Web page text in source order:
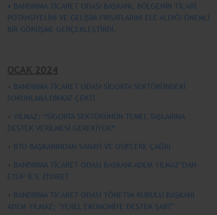
• BANDIRMA TİCARET ODASI BAŞKANI, BÖLGENİN TİCARİ
POTANSİYELİNİ VE GELİŞİM FIRSATLARINI ELE ALDIĞI ÖNEMLİ
BİR GÖRÜŞME GERÇEKLEŞTİRDİ.
OCAK 2024
BANDIRMA TİCARET ODASI SİGORTA SEKTÖRÜNDEKİ
SORUNLARA DİKKAT ÇEKTİ
YILMAZ: “SİGORTA SEKTÖRÜNÜN TEMEL TAŞLARINA
DESTEK VERİLMESİ GEREKİYOR”
BTO BAŞKANINDAN SANAYİ VE OSB'LERE ÇAĞRI
BANDIRMA TİCARET ODASI BAŞKANI ADEM YILMAZ’DAN
EYÜP İL’E ZİYARET
BANDIRMA TİCARET ODASI YÖNETİM KURULU BAŞKANI
ADEM YILMAZ; "YEREL EKONOMİYE DESTEK ŞART"